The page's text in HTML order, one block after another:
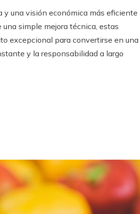
y una visión económica más eficiente
simple mejora técnica, estas
excepcional para convertirse en una
y la responsabilidad a largo